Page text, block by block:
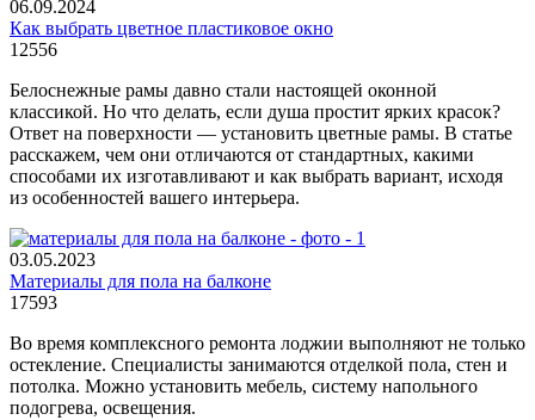
06.09.2024
Как выбрать цветное пластиковое окно
12556
Белоснежные рамы давно стали настоящей оконной
классикой. Но что делать, если душа простит ярких красок?
Ответ на поверхности — установить цветные рамы. В статье
расскажем, чем они отличаются от стандартных, какими
способами их изготавливают и как выбрать вариант, исходя
из особенностей вашего интерьера.
03.05.2023
Материалы для пола на балконе
17593
Во время комплексного ремонта лоджии выполняют не только
остекление. Специалисты занимаются отделкой пола, стен и
потолка. Можно установить мебель, систему напольного
подогрева, освещения.